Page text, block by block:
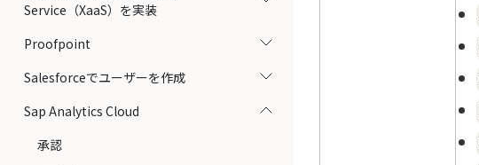
Service（XaaS）を実装
Proofpoint
Salesforceでユーザーを作成
Sap Analytics Cloud
承認